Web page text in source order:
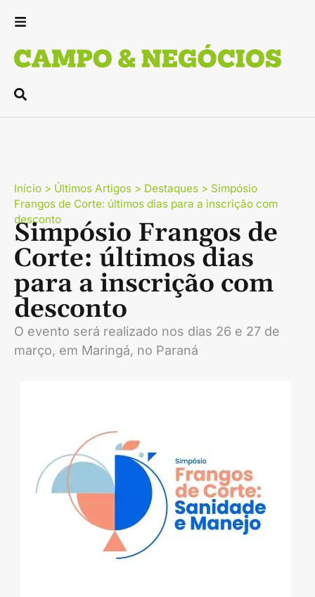
Início > Últimos Artigos > Destaques > Simpósio
Frangos de Corte: últimos dias para a inscrição com
desconto
Simpósio Frangos de
Corte: últimos dias
para a inscrição com
desconto
O evento será realizado nos dias 26 e 27 de
março, em Maringá, no Paraná